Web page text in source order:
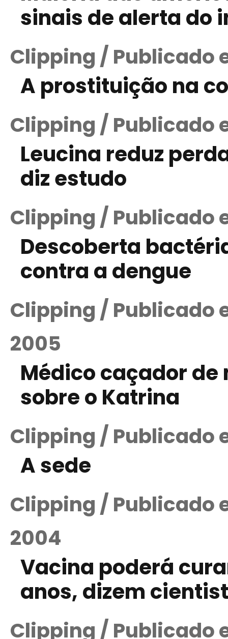
sinais de alerta do
Clipping / Publicado
A prostituição na
Clipping / Publicado
Leucina reduz
diz estudo
Clipping / Publicado
Descoberta
contra a dengue
Clipping / Publicado
2005
Médico caçador
sobre o Katrina
Clipping / Publicado
A sede
Clipping / Publicado
2004
Vacina poderá
anos, dizem
Clipping / Publicado